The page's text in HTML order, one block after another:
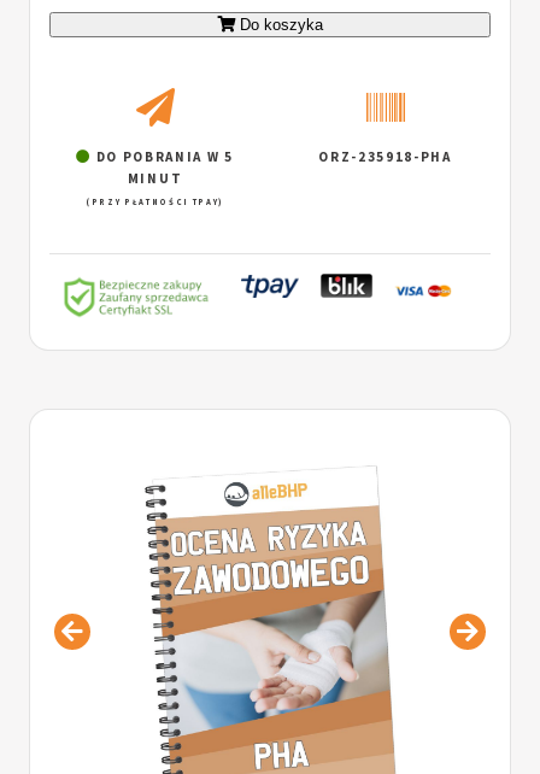
Do koszyka
DO POBRANIA W 5
MINUT
(PRZY PŁATNOŚCI TPAY)
ORZ-235918-PHA